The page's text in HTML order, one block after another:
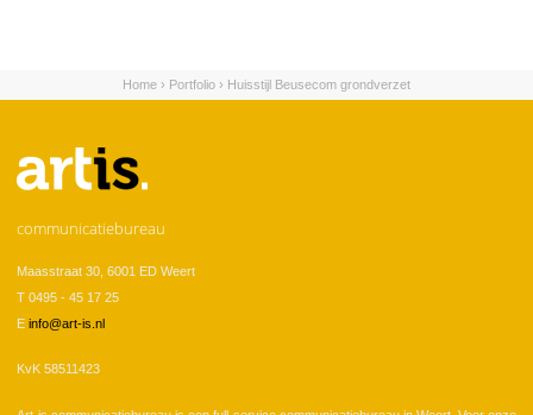
U bent hier
Home › Portfolio › Huisstijl Beusecom grondverzet
communicatiebureau
Maasstraat 30, 6001 ED Weert
T 0495 - 45 17 25
E info@art-is.nl
KvK 58511423